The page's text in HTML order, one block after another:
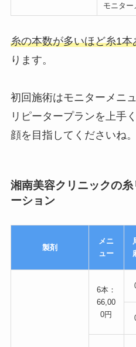
モニター
糸の本数が多いほど糸1
ります。
初回施術はモニターメニ
リピータープランを上手
顔を目指してくださいね。
湘南美容クリニックの
ーション
製剤
メニ
ュー
6本：
66,00
0円